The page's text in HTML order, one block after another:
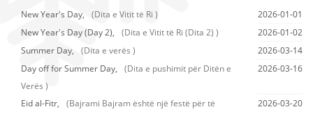
New Year's Day, (Dita e Vitit të Ri )
2026-01-01
New Year's Day (Day 2),
(Dita e Vitit të Ri (Dita 2) )
2026-01-02
Summer Day,
(Dita e verës )
2026-03-14
Day off for Summer Day,
(Dita e pushimit për Ditën e
Verës )
2026-03-16
Eid al-Fitr,
(Bajrami Bajram është një festë për të
2026-03-20